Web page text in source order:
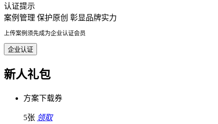
认证提示
案例管理 保护原创 彰显品牌实力
上传案例须先成为企业认证会员
企业认证
新人礼包
方案下载券
5张 领取